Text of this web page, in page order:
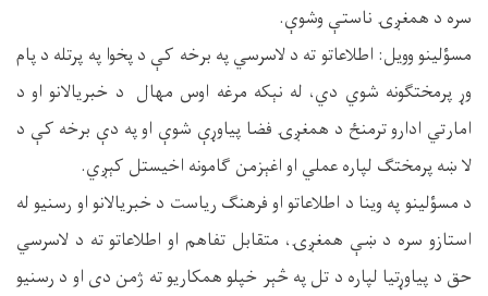
سره د همغږۍ ناستې وشوې.
مسؤلینو وویل: اطلاعاتو ته د لاسرسي په برخه کې د پخوا په پرتله د پام
وړ پرمختګونه شوي دي، له نېکه مرغه اوس مهال د خبریالانو او د
امارتي ادارو ترمنځ د همغږۍ فضا پیاوړې شوې او په دې برخه کې د
لا ښه پرمختګ لپاره عملي او اغېزمن ګامونه اخیستل کېږي.
د مسؤلینو په وینا د اطلاعاتو او فرهنګ ریاست د خبریالانو او رسنیو له
استازو سره د ښې همغږۍ، متقابل تفاهم او اطلاعاتو ته د لاسرسي
حق د پیاوړتیا لپاره د تل په څېر خپلو همکاریو ته ژمن دی او د رسنیو